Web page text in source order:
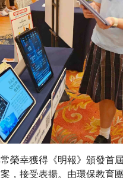
幸獲得《明報》頒發首屆
，接受表揚。由環保教育